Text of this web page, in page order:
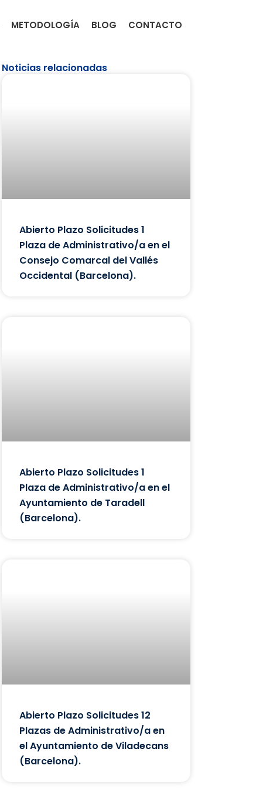
METODOLOGÍA BLOG CONTACTO
Noticias relacionadas
Abierto Plazo Solicitudes 1
Plaza de Administrativo/a en el
Consejo Comarcal del Vallés
Occidental (Barcelona).
Abierto Plazo Solicitudes 1
Plaza de Administrativo/a en el
Ayuntamiento de Taradell
(Barcelona).
Abierto Plazo Solicitudes 12
Plazas de Administrativo/a en
el Ayuntamiento de Viladecans
(Barcelona).